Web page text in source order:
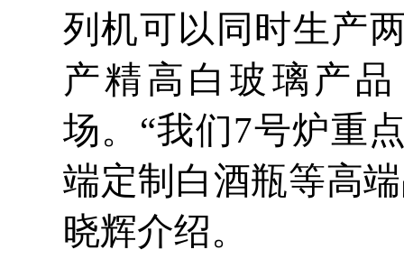
列机可以同时生产
产精高白玻璃产
场。“我们7号炉重
端定制白酒瓶等高
晓辉介绍。